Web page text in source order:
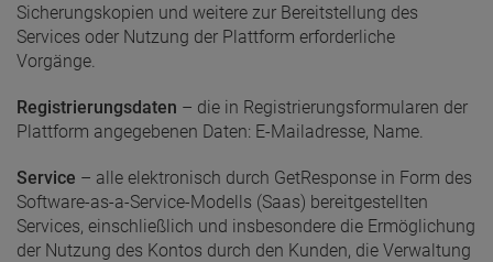
Sicherungskopien und weitere zur Bereitstellung des
Services oder Nutzung der Plattform erforderliche
Vorgänge.
Registrierungsdaten – die in Registrierungsformularen der
Plattform angegebenen Daten: E-Mailadresse, Name.
Service – alle elektronisch durch GetResponse in Form des
Software-as-a-Service-Modells (Saas) bereitgestellten
Services, einschließlich und insbesondere die Ermöglichung
der Nutzung des Kontos durch den Kunden, die Verwaltung